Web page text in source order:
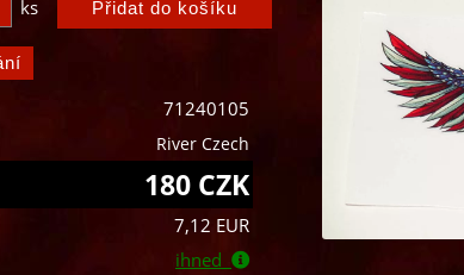
ks
71240105
River Czech
180 CZK
7,12 EUR
ihned